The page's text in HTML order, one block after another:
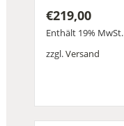
€219,00
Enthält 19% MwSt.
zzgl.Versand